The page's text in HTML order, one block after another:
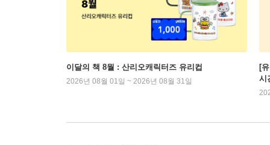
이달의 책 8월 : 산리오캐릭터즈 유리컵
2026년 08월 01일 ~ 2026년 08월 31일
[
시